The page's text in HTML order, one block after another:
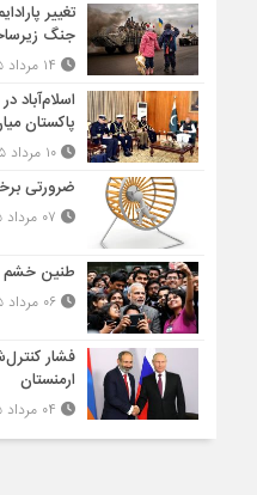
تغییر
جنگ
اسلام‌آباد
پاکستان
۱۰ مرداد ۱۴۰۵ - ۱۱:۵۴
ضرورتی
طنین خشم
۰۶ مرداد ۱۴۰۵ - ۱۲:۴۲
فشار
ارمنستان